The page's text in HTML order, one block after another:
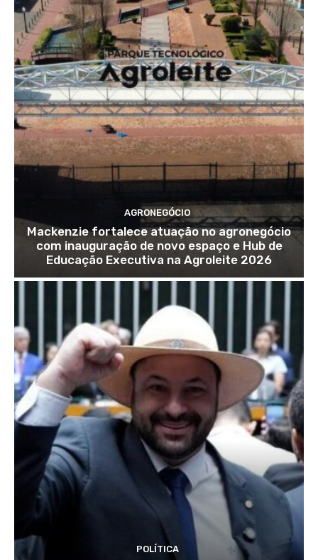
AGRONEGÓCIO
Mackenzie fortalece atuação no agronegócio
com inauguração de novo espaço e Hub de
Educação Executiva na Agroleite 2026
POLÍTICA